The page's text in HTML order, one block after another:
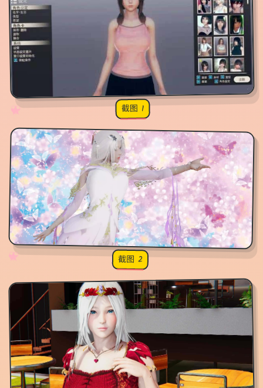
✧♡
★ 截图 1
✧
♡
★
♥ 截图 2